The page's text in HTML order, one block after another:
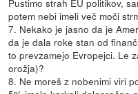
Pustimo strah EU politikov,
potem nebi imeli več moči
7. Nekako je jasno da je
da je dala roke stan od
to prevzamejo Evropejci. Le
orožja)?
8. Ne moreš z nobenimi viri